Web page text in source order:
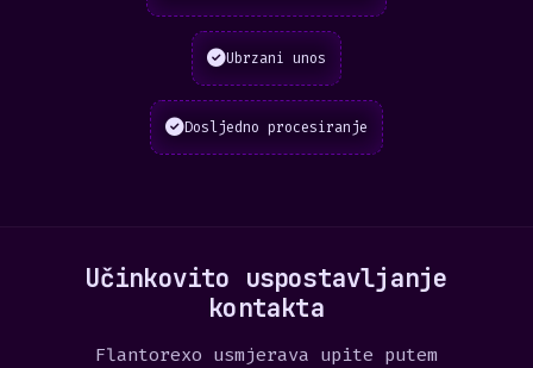
Ubrzani unos
Dosljedno procesiranje
Učinkovito uspostavljanje
kontakta
Flantorexo usmjerava upite putem